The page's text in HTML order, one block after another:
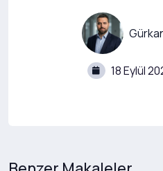
18 Eylül